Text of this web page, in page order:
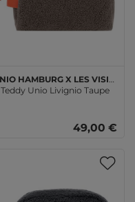
Unio Hamburg x Les Visionnaires
Teddy Unio Livignio Taupe
49,00 €